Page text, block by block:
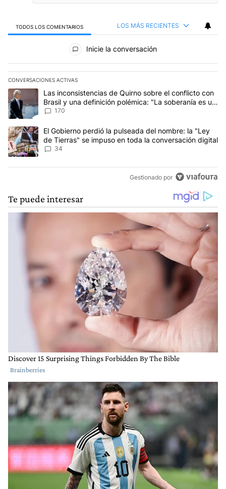
TODOS LOS COMENTARIOS LOS MÁS RECIENTES
Todos los comentarios
Inicie la conversación
CONVERSACIONES ACTIVAS
Este listado muestra los artículos con más comentarios en los
Un artículo de tendencia con el título "Las inconsistencias de
Las inconsistencias de Quirno sobre el conflicto con
Brasil y una definición polémica: "La soberanía es un
concepto antiguo"
170
Un artículo de tendencia con el título "El Gobierno perdió la
El Gobierno perdió la pulseada del nombre: la "Ley
de Tierras" se impuso en toda la conversación digital
34
Gestionado por